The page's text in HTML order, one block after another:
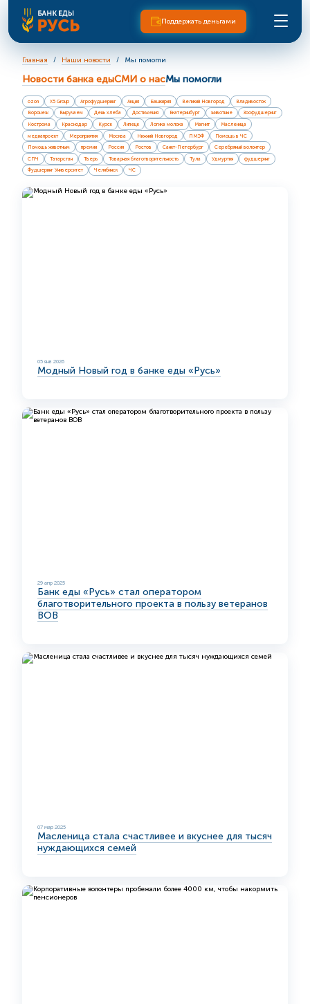
Поддержать деньгами
Главная Наши новости Мы помогли
Новости банка едыСМИ о насМы помогли
ozon X5 Group Агрофудшеринг Акция Башкирия Великий Новгород
Владивосток
Воронеж
Выручаем День хлеба Достижения Екатеринбург животные
Зоофудшеринг
Кострома
Краснодар Курск Липецк Логика молока Магнит
Масленица
медиапроект
Мероприятия Москва Нижний Новгород ПМЭФ
Помощь в ЧС
Помощь животным
премии Россия Ростов Санкт-Петербург
Серебряный волонтер
СПЧ
Татарстан Тверь Товарная благотворительность Тула Удмуртия
фудшеринг
Фудшеринг Университет
Челябинск ЧС
05 янв 2026
Модный Новый год в банке еды «Русь»
29 апр 2025
Банк еды «Русь» стал оператором
благотворительного проекта в пользу ветеранов
ВОВ
07 мар 2025
Масленица стала счастливее и вкуснее для тысяч
нуждающихся семей